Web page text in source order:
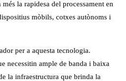
la rapidesa del processament en
mòbils, cotxes autònoms i
per a aquesta tecnologia.
necessitin ample de banda i baixa
la infraestructura que brinda la